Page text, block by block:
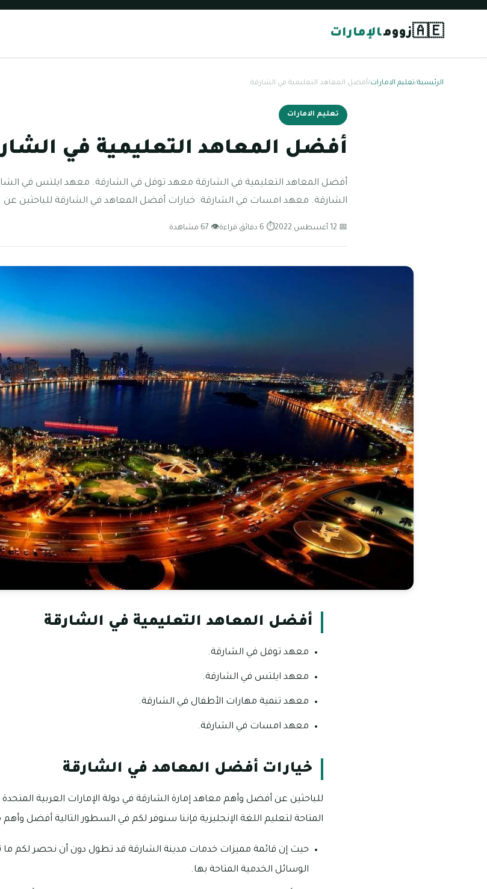
🇦🇪زوومالإمارات
الرئيسية/تعليم الامارات/أفضل المعاهد التعليمية في الشارقة
تعليم الامارات
أفضل المعاهد التعليمية في
أفضل المعاهد التعليمية في الشارقة معهد توفل في الشارقة. معهد ايلتس في
الشارقة. معهد امسات في الشارقة. خيارات أفضل المعاهد في الشارقة للباحثين عن
📅 12 أغسطس 2022 ⏱ 6 دقائق قراءة 👁 67 مشاهدة
أفضل المعاهد التعليمية في الشارقة
معهد توفل في الشارقة.
معهد ايلتس في الشارقة.
معهد تنمية مهارات الأطفال في الشارقة.
معهد امسات في الشارقة.
خيارات أفضل المعاهد في الشارقة
للباحثين عن أفضل وأهم معاهد إمارة الشارقة في دولة الإمارات العربية المتحدة
المتاحة لتعليم اللغة الإنجليزية فإننا سنوفر لكم في السطور التالية أفضل
حيث إن قائمة مميزات خدمات مدينة الشارقة قد تطول دون أن نحصر لكم ما
الوسائل الخدمية المتاحة بها.